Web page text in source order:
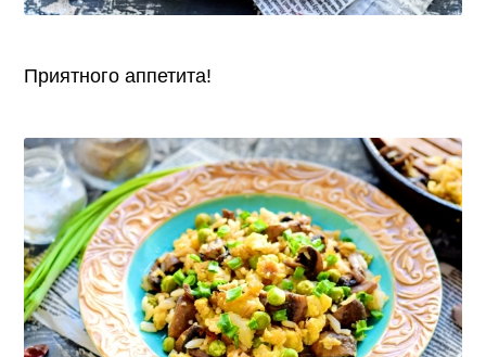
Приятного аппетита!